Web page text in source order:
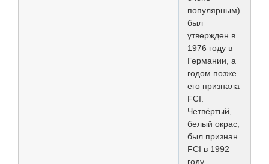
популярным)
был
утвержден в
1976 году в
Германии, а
годом позже
его признала
FCI.
Четвёртый,
белый окрас,
был признан
FCI в 1992
году.